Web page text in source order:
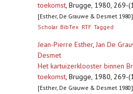
toekomst, Brugge, 1980, 269-
[Esther, De Grauwe & Desmet 1980]
Scholar BibTex RTF Tagged
Jean-Pierre Esther, Jan De
Desmet
Het kartuizerklooster binnen
toekomst, Brugge, 1980, 269-
[Esther, De Grauwe & Desmet 1980]